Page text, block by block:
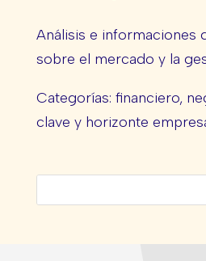
Análisis e informaciones
sobre el mercado y la
Categorías: financiero,
clave y horizonte